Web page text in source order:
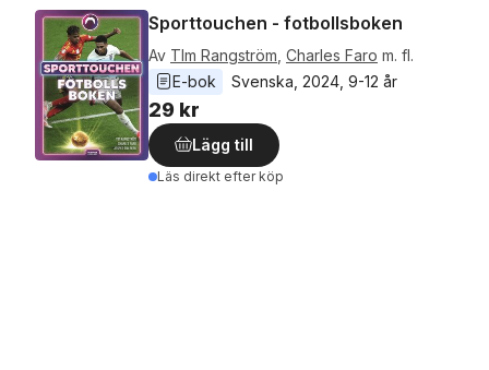
Sporttouchen - fotbollsboken
Av TIm Rangström Charles Faro m. fl.
E-bok
Svenska 2024 9-12 år
29 kr
Lägg till
Läs direkt efter köp